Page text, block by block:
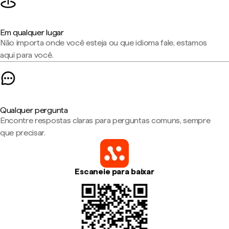
Em qualquer lugar
Não importa onde você esteja ou que idioma fale, estamos
aqui para você.
Qualquer pergunta
Encontre respostas claras para perguntas comuns, sempre
que precisar.
Escaneie para baixar